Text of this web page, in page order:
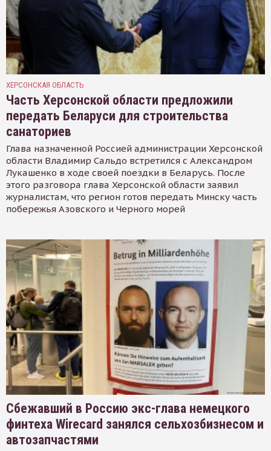
ХЕРСОНСКАЯ ОБЛАСТЬ
Часть Херсонской области предложили
передать Беларуси для строительства
санаториев
Глава назначенной Россией администрации Херсонской
области Владимир Сальдо встретился с Александром
Лукашенко в ходе своей поездки в Беларусь. После
этого разговора глава Херсонской области заявил
журналистам, что регион готов передать Минску часть
побережья Азовского и Черного морей
Сбежавший в Россию экс-глава немецкого
финтеха Wirecard занялся сельхозбизнесом и
автозапчастями